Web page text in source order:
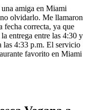
amiga en Miami
olvidarlo. Me llamaron
fecha correcta, ya que
entrega entre las 4:30 y
las 4:33 p.m. El servicio
favorito en Miami